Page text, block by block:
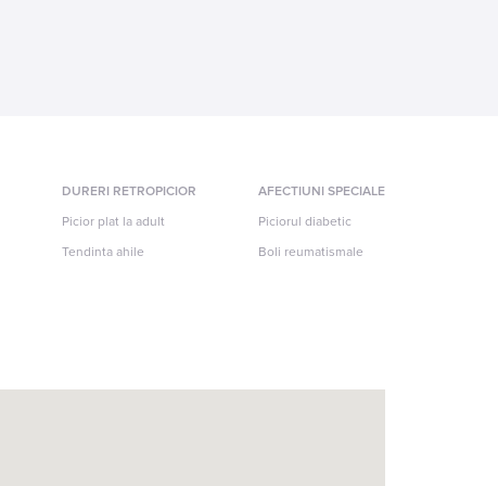
DURERI RETROPICIOR
Picior plat la adult
Tendinta ahile
AFECTIUNI SPECIALE
Piciorul diabetic
Boli reumatismale